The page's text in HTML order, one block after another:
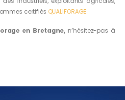
certifiés QUALIFORAGE
en Bretagne, n’hésitez-pas à